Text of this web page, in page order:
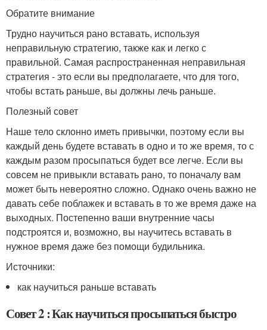
Обратите внимание
Трудно научиться рано вставать, используя
неправильную стратегию, также как и легко с
правильной. Самая распространенная неправильная
стратегия - это если вы предполагаете, что для того,
чтобы встать раньше, вы должны лечь раньше.
Полезный совет
Наше тело склонно иметь привычки, поэтому если вы
каждый день будете вставать в одно и то же время, то с
каждым разом просыпаться будет все легче. Если вы
совсем не привыкли вставать рано, то поначалу вам
может быть невероятно сложно. Однако очень важно не
давать себе поблажек и вставать в то же время даже на
выходных. Постепенно ваши внутренние часы
подстроятся и, возможно, вы научитесь вставать в
нужное время даже без помощи будильника.
Источники:
как научиться раньше вставать
Совет 2 : Как научиться просыпаться быстро